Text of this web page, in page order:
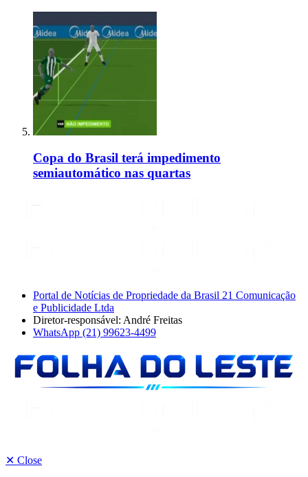
Copa do Brasil terá impedimento
semiautomático nas quartas
Portal de Notícias de Propriedade da Brasil 21 Comunicação
e Publicidade Ltda
Diretor-responsável: André Freitas
WhatsApp (21) 99623-4499
✕ Close